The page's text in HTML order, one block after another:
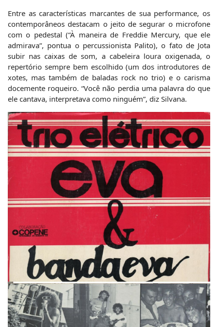
Entre as características marcantes de sua performance, os
contemporâneos destacam o jeito de segurar o microfone
com o pedestal (“À maneira de Freddie Mercury, que ele
admirava”, pontua o percussionista Palito), o fato de Jota
subir nas caixas de som, a cabeleira loura oxigenada, o
repertório sempre bem escolhido (um dos introdutores de
xotes, mas também de baladas rock no trio) e o carisma
docemente roqueiro. “Você não perdia uma palavra do que
ele cantava, interpretava como ninguém”, diz Silvana.